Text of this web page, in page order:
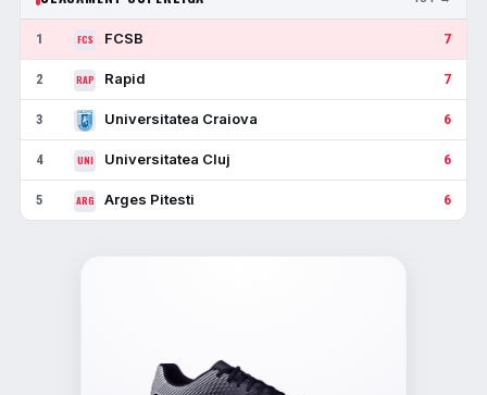
1 FCS FCSB 7
2 RAP Rapid 7
3 Universitatea Craiova 6
4 UNI Universitatea Cluj 6
5 ARG Arges Pitesti 6